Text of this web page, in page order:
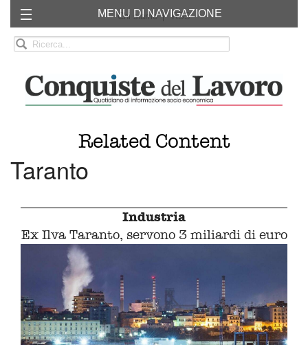
Chi siamo RSS
MENU DI NAVIGAZIONE
Related Content
Taranto
Industria
Ex Ilva Taranto, servono 3 miliardi di euro